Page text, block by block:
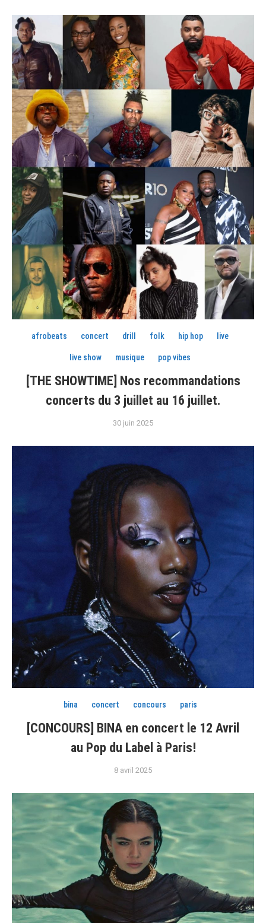
afrobeats concert drill folk hip hop live
live show musique pop vibes
[THE SHOWTIME] Nos recommandations
concerts du 3 juillet au 16 juillet.
30 juin 2025
bina concert concours paris
[CONCOURS] BINA en concert le 12 Avril
au Pop du Label à Paris!
8 avril 2025